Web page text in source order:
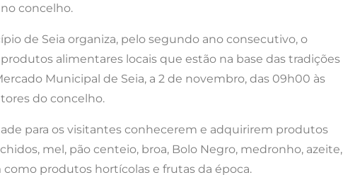
concelho.
de Seia organiza, pelo segundo ano consecutivo, o
alimentares locais que estão na base das tradições
Municipal de Seia, a 2 de novembro, das 09h00 às
do concelho.
para os visitantes conhecerem e adquirirem produtos
mel, pão centeio, broa, Bolo Negro, medronho, azeite,
produtos hortícolas e frutas da época.